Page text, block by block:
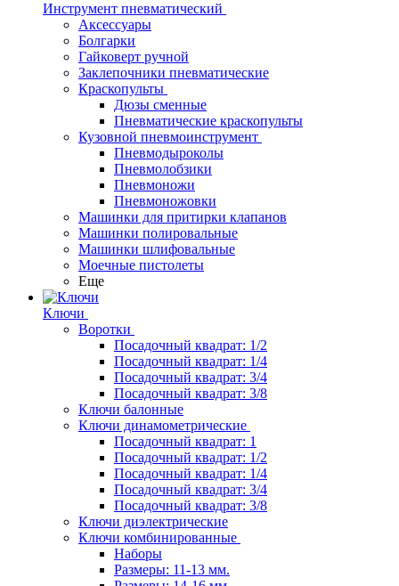
Инструмент пневматический
Аксессуары
Болгарки
Гайковерт ручной
Заклепочники пневматические
Краскопульты
Дюзы сменные
Пневматические краскопульты
Кузовной пневмоинструмент
Пневмодыроколы
Пневмолобзики
Пневмоножи
Пневмоножовки
Машинки для притирки клапанов
Машинки полировальные
Машинки шлифовальные
Моечные пистолеты
Еще
Ключи
Воротки
Посадочный квадрат: 1/2
Посадочный квадрат: 1/4
Посадочный квадрат: 3/4
Посадочный квадрат: 3/8
Ключи балонные
Ключи динамометрические
Посадочный квадрат: 1
Посадочный квадрат: 1/2
Посадочный квадрат: 1/4
Посадочный квадрат: 3/4
Посадочный квадрат: 3/8
Ключи диэлектрические
Ключи комбинированные
Наборы
Размеры: 11-13 мм.